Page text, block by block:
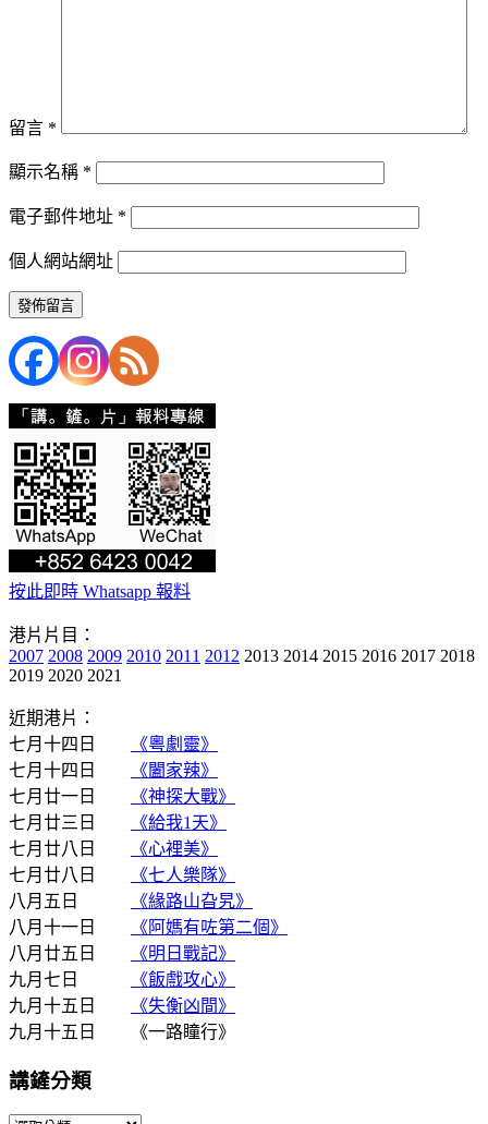
留言 *
顯示名稱 *
電子郵件地址 *
個人網站網址
按此即時 Whatsapp 報料
港片片目：
2007 2008 2009 2010 2011 2012 2013 2014 2015 2016 2017 2018
2019 2020 2021
近期港片：
七月十四日
《粵劇靈》
七月十四日
《闔家辣》
七月廿一日
《神探大戰》
七月廿三日
《給我1天》
七月廿八日
《心裡美》
七月廿八日
《七人樂隊》
八月五日
《緣路山旮旯》
八月十一日
《阿媽有咗第二個》
八月廿五日
《明日戰記》
九月七日
《飯戲攻心》
九月十五日
《失衡凶間》
九月十五日 《一路瞳行》
講鏟分類